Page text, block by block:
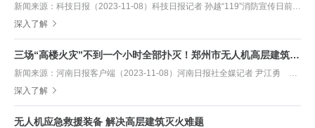
新闻来源：科技日报（2023-11-08）科技日报记者 孙越“119”消防宣传日前夕，国家消防救援局无人机灭火救援综合装备试点示范演练活动在河南省郑州市举行。本......
深入了解
三场“高楼火灾”不到一个小时全部扑灭！郑州市无人机高层建筑灭火救援大型实战演练成功举行
新闻来源：河南日报客户端（2023-11-08）河南日报社全媒记者 尹江勇 “119”消防宣传日前夕，国家消防救援局无人机灭火救援综合装备试点示范演练活动在郑......
深入了解
无人机应急救援装备 解决高层建筑灭火难题